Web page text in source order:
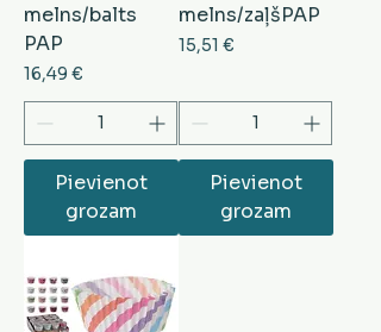
melns/balts
PAP
Cena
16,49 €
Pievienot
grozam
melns/zaļšPAP
Cena
15,51 €
Pievienot
grozam